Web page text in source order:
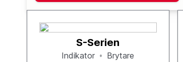
S-Serien
Indikator
Brytare